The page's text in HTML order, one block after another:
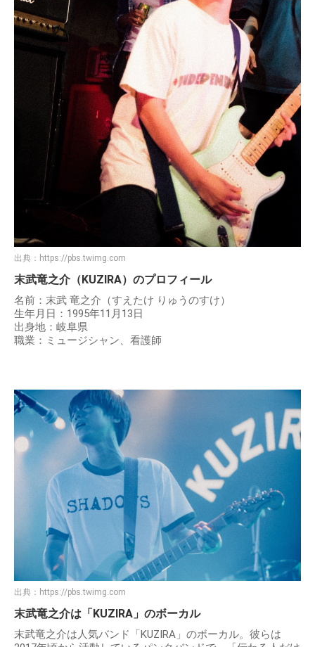
出典： https://pbs.twimg.com
末武竜之介（KUZIRA）のプロフィール
名前：末武 竜之介（すえたけ りゅうのすけ）
生年月日：1995年11月13日
出身地：岐阜県
職業：ミュージシャン、看護師
出典： https://pbs.twimg.com
末武竜之介は「KUZIRA」のボーカル
末武竜之介は人気バンド「KUZIRA」のボーカル。彼らは